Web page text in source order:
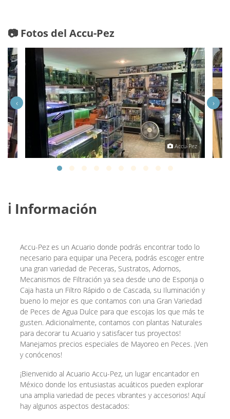
📷 Fotos del Accu-Pez
Accu-Pez
‹ ›
ℹ️ Información
Accu-Pez es un Acuario donde podrás encontrar todo lo
necesario para equipar una Pecera, podrás escoger entre
una gran variedad de Peceras, Sustratos, Adornos,
Mecanismos de Filtración ya sea desde uno de Esponja o
Caja hasta un Filtro Rápido o de Cascada, su Iluminación y
bueno lo mejor es que contamos con una Gran Variedad
de Peces de Agua Dulce para que escojas los que más te
gusten. Adicionalmente, contamos con plantas Naturales
para decorar tu Acuario y satisfacer tus proyectos!
Manejamos precios especiales de Mayoreo en Peces. ¡Ven
y conócenos!
¡Bienvenido al Acuario Accu-Pez, un lugar encantador en
México donde los entusiastas acuáticos pueden explorar
una amplia variedad de peces vibrantes y accesorios! Aquí
hay algunos aspectos destacados: